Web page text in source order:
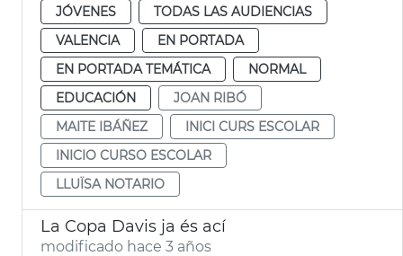
JÓVENES
TODAS LAS AUDIENCIAS
VALENCIA
EN PORTADA
EN PORTADA TEMÁTICA
NORMAL
EDUCACIÓN
JOAN RIBÓ
MAITE IBÁÑEZ
INICI CURS ESCOLAR
INICIO CURSO ESCOLAR
LLUÏSA NOTARIO
La Copa Davis ja és ací
modificado hace 3 años